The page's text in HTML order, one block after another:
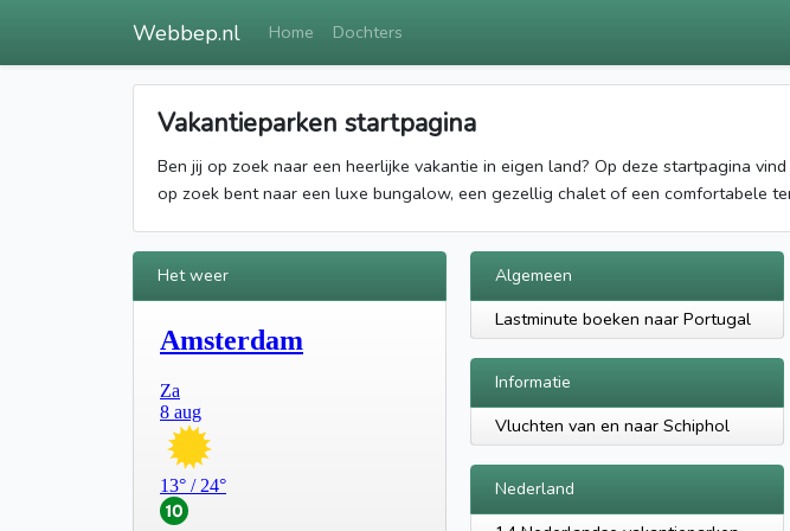
Webbep.nl Home Dochters
Vakantieparken startpagina
Ben jij op zoek naar een heerlijke vakantie in eigen land? Op deze startpagina
op zoek bent naar een luxe bungalow, een gezellig chalet of een comfortabele
Het weer Algemeen
Lastminute boeken naar Portugal
Informatie
Vluchten van en naar Schiphol
Nederland